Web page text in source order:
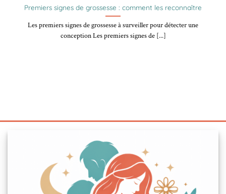
Premiers signes de grossesse : comment les reconnaître
Les premiers signes de grossesse à surveiller pour détecter une
conception Les premiers signes de [...]